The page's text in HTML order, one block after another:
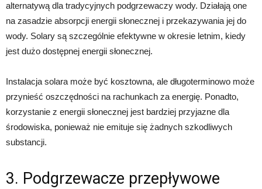
alternatywą dla tradycyjnych podgrzewaczy wody. Działają one
na zasadzie absorpcji energii słonecznej i przekazywania jej do
wody. Solary są szczególnie efektywne w okresie letnim, kiedy
jest dużo dostępnej energii słonecznej.
Instalacja solara może być kosztowna, ale długoterminowo może
przynieść oszczędności na rachunkach za energię. Ponadto,
korzystanie z energii słonecznej jest bardziej przyjazne dla
środowiska, ponieważ nie emituje się żadnych szkodliwych
substancji.
3. Podgrzewacze przepływowe